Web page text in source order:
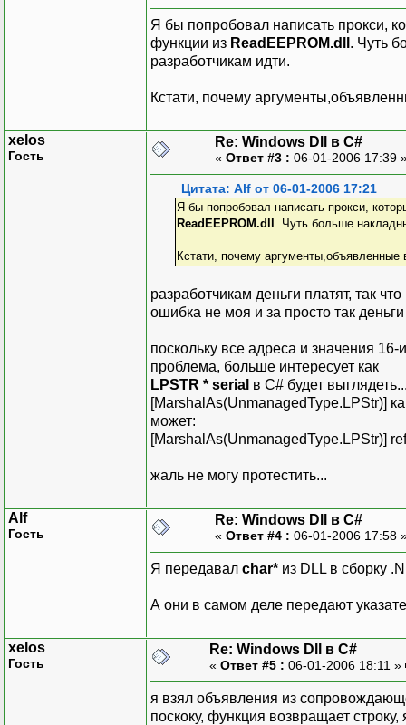
Я бы попробовал написать прокси,
функции из ReadEEPROM.dll . Чуть
разработчикам идти.
Кстати, почему
xelos
Гость
Re: Windows Dll в C#
« Ответ #3 : 06-01-2006 17:39
Цитата: Alf от 06-01-2006 17:21
Я бы попробовал написать прокси,
ReadEEPROM.dll . Чуть больше
Кстати, почему аргументы,объявленные
разработчикам деньги платят, так
ошибка не моя и за просто так
поскольку все адреса и значения
проблема, больше интересует как
LPSTR * serial в C# будет
[MarshalAs(UnmanagedType.LPStr)]
может:
[MarshalAs(UnmanagedType.LPStr)]
жаль не могу протестить...
Alf
Гость
Re: Windows Dll в C#
« Ответ #4 : 06-01-2006 17:58
Я передавал char* из DLL в сборку
А они в самом деле передают
xelos
Гость
Re: Windows Dll в C#
« Ответ #5 : 06-01-2006 18:11 »
я взял объявления из
поскоку, функция возвращает